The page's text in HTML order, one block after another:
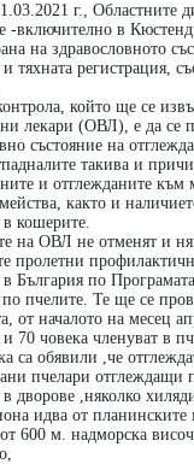
г., Областните
-включително в
на здравословното
и тяхната регистрация,
който ще се
лекари (ОВЛ), е да се
състояние на
такива и
и отглежданите към
както и
в кошерите.
на ОВЛ не отменят и
пролетни
в България по
по пчелите. Те ще се
от началото на месец
70 човека членуват в
са обявили ,че
пчелари отглеждащи
в дворове ,няколко
идва от планинските
600 м. надморска